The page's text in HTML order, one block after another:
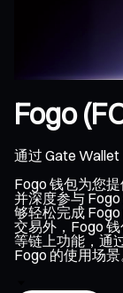
Fogo
通过 Gate Wallet
Fogo 钱包为您
并深度参与
够轻松完成
交易外，Fogo
等链上功能，通
Fogo 的使用场景